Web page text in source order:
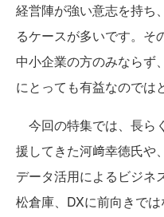
経営陣が強い意志を持ち
るケースが多いです。そ
中小企業の方のみならず
にとっても有益なのでは
今回の特集では、長ら
援してきた河﨑幸徳氏や
データ活用によるビジネ
松倉庫、DXに前向きで